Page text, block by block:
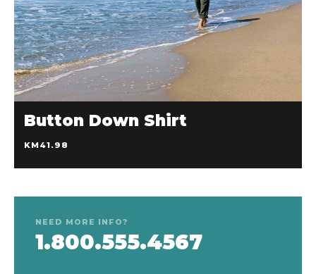
Button Down Shirt
KM41.98
DODAJ U KOŠARICU
NEED MORE INFO?
1.800.555.4567